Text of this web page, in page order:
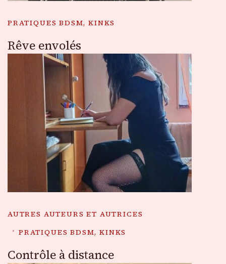
PRATIQUES BDSM, KINKS
Rêve envolés
AUTRES AUTEURS ET AUTRICES
PRATIQUES BDSM, KINKS
Contrôle à distance